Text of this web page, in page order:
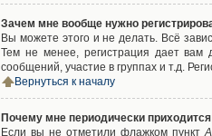
Зачем мне вообще нужно
Вы можете этого и не делать. Всё
Тем не менее, регистрация дает вам
сообщений, участие в группах и т.д.
Вернуться к началу
Почему мне периодически
Если вы не отметили флажком пункт